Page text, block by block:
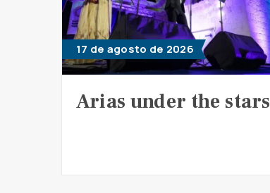
17 de agosto de 2026
Arias under the stars